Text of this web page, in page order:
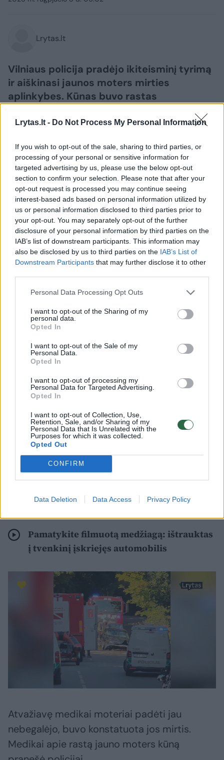
Lrytas.lt - Do Not Process My Personal Information
If you wish to opt-out of the sale, sharing to third parties, or
processing of your personal or sensitive information for
targeted advertising by us, please use the below opt-out
section to confirm your selection. Please note that after your
opt-out request is processed you may continue seeing
interest-based ads based on personal information utilized by
us or personal information disclosed to third parties prior to
your opt-out. You may separately opt-out of the further
disclosure of your personal information by third parties on the
IAB’s list of downstream participants. This information may
also be disclosed by us to third parties on the IAB’s List of
Downstream Participants that may further disclose it to other
Personal Data Processing Opt Outs
I want to opt-out of the Sharing of my
personal data.
Opted In
I want to opt-out of the Sale of my
Personal Data.
Opted In
I want to opt-out of processing my
Personal Data for Targeted Advertising.
Opted In
I want to opt-out of Collection, Use,
Retention, Sale, and/or Sharing of my
Personal Data that Is Unrelated with the
Purposes for which it was collected.
Opted Out
CONFIRM
Data Deletion Data Access Privacy Policy
Lrytas.lt
Vilniaus policija pradėjo ikiteisminį tyrimą
ir aiškinasi jaunos moters mirties
aplinkybes. Kūnas buvo rastas
Policija vis dar tikslina moters tapatybę.
Daugiau nuotraukų (1)
Kaip pranešė Vilniaus apskrities VPK,
rugpjūčio 7 d. apie 9 val. 10 min. Vilniuje,
Sodų g., automobilyje, rastas nenustatytos
tapatybės apie 25 m. amžiaus mirusios
moters kūnas be išorinių smurto požymių.
Lrytasžiniomis, kūnas rastas
sėdynėje. Automobilyje nejudančią moterį
pastebėjo praeiviai.
Žmonės kilo įtarimas, kad jaunai moteriai
pagalbos medikus.
Pamatykite filmuotą medžiagą: ištrauktas
į tvenkinį įskriejęs automobilis
Atvažiavę medikai moteriai padėti jau
nebegalėjo, buvo konstatuota jos mirtis.
Medikai apie rastą jauno moters kūną